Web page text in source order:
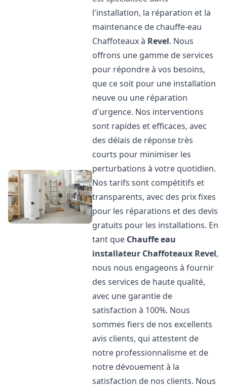
l'installation, la réparation et la
maintenance de chauffe-eau
Chaffoteaux à Revel. Nous
offrons une gamme de services
pour répondre à vos besoins,
que ce soit pour une installation
neuve ou une réparation
d'urgence. Nos interventions
sont rapides et efficaces, avec
des délais de réponse très
courts pour minimiser les
perturbations à votre quotidien.
Nos tarifs sont compétitifs et
transparents, avec des prix fixes
pour les réparations et des devis
gratuits pour les installations. En
tant que Chauffe eau
installateur Chaffoteaux Revel,
nous nous engageons à fournir
des services de haute qualité,
avec une garantie de
satisfaction à 100%. Nous
sommes fiers de nos excellents
avis clients, qui attestent de
notre professionnalisme et de
notre dévouement à la
satisfaction de nos clients. Nous